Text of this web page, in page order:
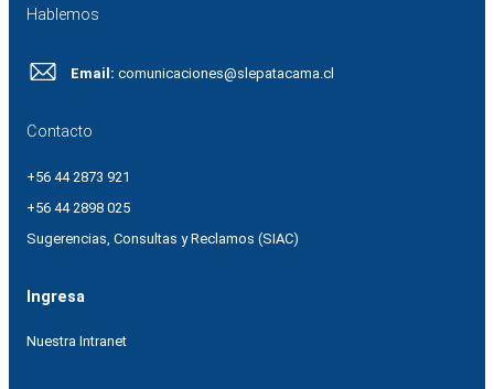
Hablemos
Email: comunicaciones@slepatacama.cl
Contacto
+56 44 2873 921
+56 44 2898 025
Sugerencias, Consultas y Reclamos (SIAC)
Ingresa
Nuestra Intranet